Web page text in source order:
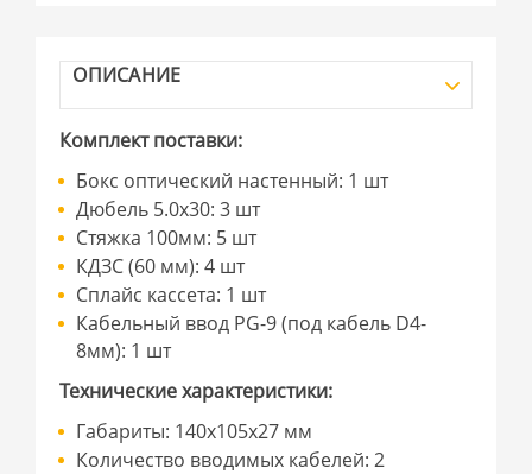
ОПИСАНИЕ
Комплект поставки:
Бокс оптический настенный: 1 шт
Дюбель 5.0x30: 3 шт
Стяжка 100мм: 5 шт
КДЗС (60 мм): 4 шт
Сплайс кассета: 1 шт
Кабельный ввод PG-9 (под кабель D4-
8мм): 1 шт
Технические характеристики:
Габариты: 140х105х27 мм
Количество вводимых кабелей: 2